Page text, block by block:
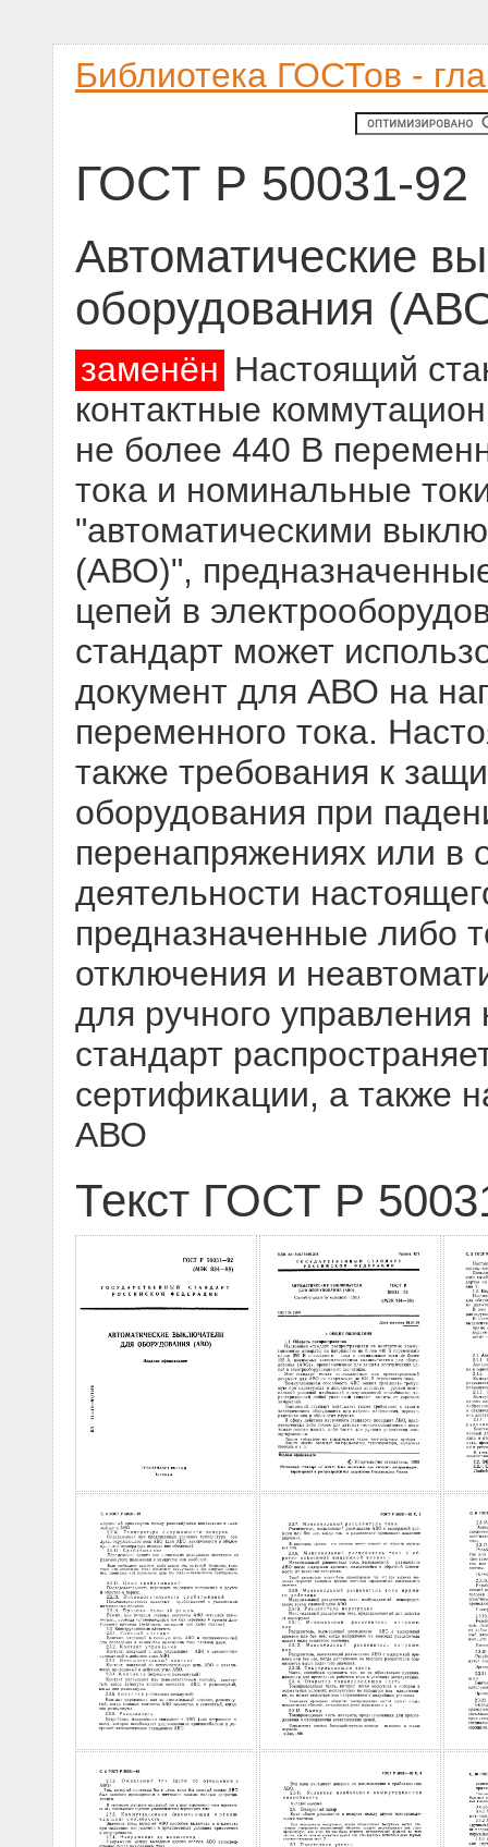
Библиотека ГОСТов -
ГОСТ Р 50031-92
Автоматические
оборудования
заменён Настоящий
контактные
не более 440 В
тока и номинальные
"автоматическими
(АВО)",
цепей в
стандарт может
документ для АВО на
переменного тока.
также требования к
оборудования при
перенапряжениях или в
деятельности
предназначенные либо
отключения и
для ручного
стандарт
сертификации, а также
АВО
Текст ГОСТ Р